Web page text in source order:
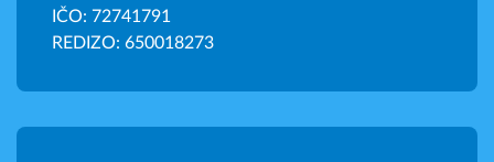
IČO: 72741791
REDIZO: 650018273